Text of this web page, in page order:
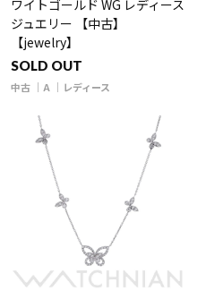
ワイトゴールド WG レディース
ジュエリー 【中古】
【jewelry】
SOLD OUT
中古 A レディース